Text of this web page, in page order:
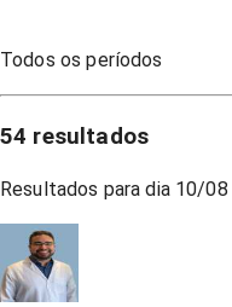
Todos os períodos
54 resultados
Resultados para dia 10/08